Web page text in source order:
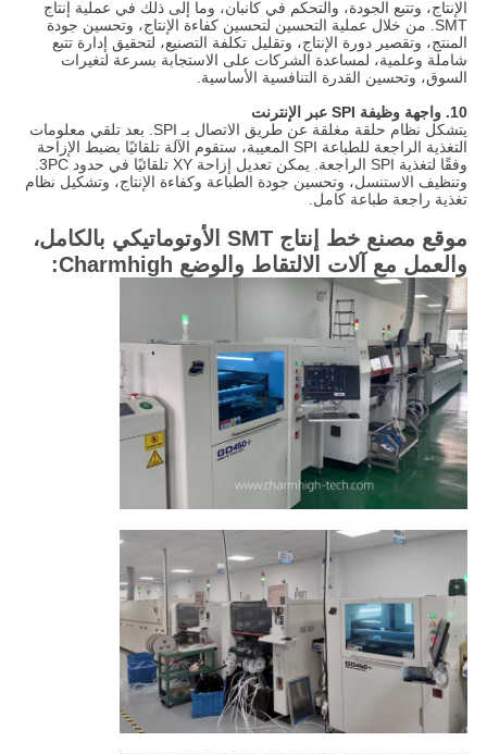
الإنتاج، وتتبع الجودة، والتحكم في كانبان، وما إلى ذلك في عملية إنتاج
SMT. من خلال عملية التحسين لتحسين كفاءة الإنتاج، وتحسين جودة
المنتج، وتقصير دورة الإنتاج، وتقليل تكلفة التصنيع، لتحقيق إدارة تتبع
شاملة وعلمية، لمساعدة الشركات على الاستجابة بسرعة لتغيرات
السوق، وتحسين القدرة التنافسية الأساسية.
10. واجهة وظيفة SPI عبر الإنترنت
يتشكل نظام حلقة مغلقة عن طريق الاتصال بـ SPI. بعد تلقي معلومات
التغذية الراجعة للطباعة SPI المعيبة، ستقوم الآلة تلقائيًا بضبط الإزاحة
وفقًا لتغذية SPI الراجعة. يمكن تعديل إزاحة XY تلقائيًا في حدود 3PC.
وتنظيف الاستنسل، وتحسين جودة الطباعة وكفاءة الإنتاج، وتشكيل نظام
تغذية راجعة طباعة كامل.
موقع مصنع خط إنتاج SMT الأوتوماتيكي بالكامل،
والعمل مع آلات الالتقاط والوضع Charmhigh: